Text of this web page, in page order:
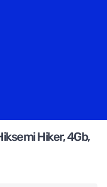
Hiker, 4Gb,